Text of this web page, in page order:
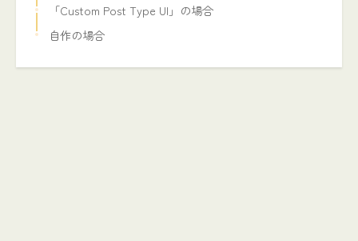
「Custom Post Type UI」の場合
自作の場合